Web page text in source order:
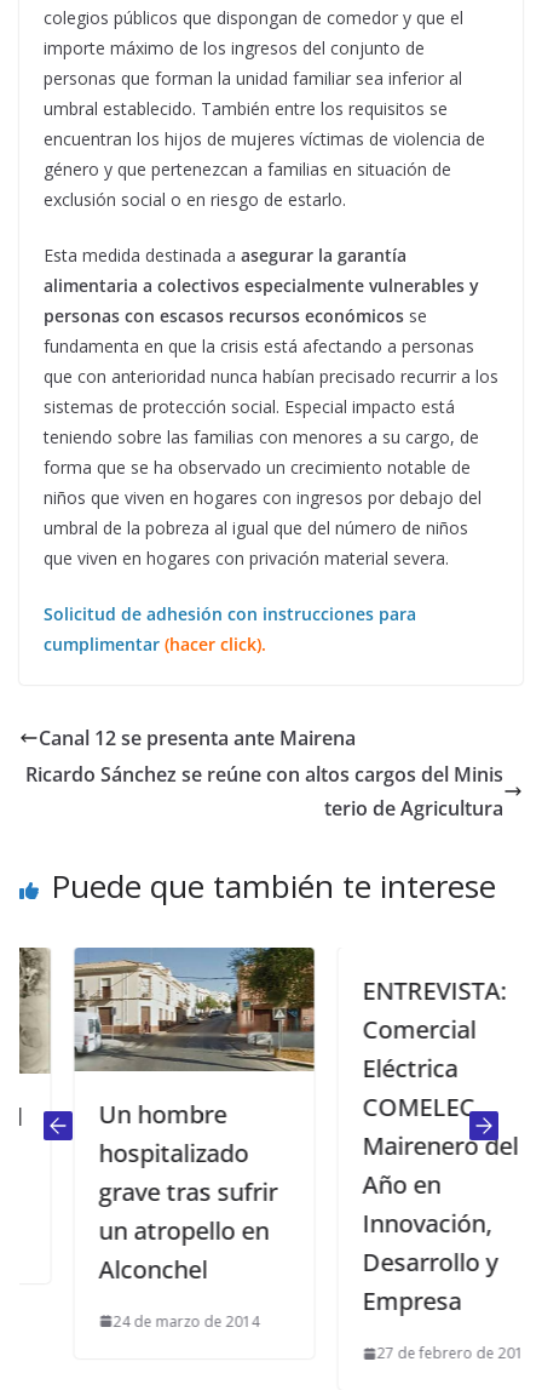
colegios públicos que dispongan de comedor y que el
importe máximo de los ingresos del conjunto de
personas que forman la unidad familiar sea inferior al
umbral establecido. También entre los requisitos se
encuentran los hijos de mujeres víctimas de violencia de
género y que pertenezcan a familias en situación de
exclusión social o en riesgo de estarlo.
Esta medida destinada a asegurar la garantía
alimentaria a colectivos especialmente vulnerables y
personas con escasos recursos económicos se
fundamenta en que la crisis está afectando a personas
que con anterioridad nunca habían precisado recurrir a los
sistemas de protección social. Especial impacto está
teniendo sobre las familias con menores a su cargo, de
forma que se ha observado un crecimiento notable de
niños que viven en hogares con ingresos por debajo del
umbral de la pobreza al igual que del número de niños
que viven en hogares con privación material severa.
Solicitud de adhesión con instrucciones para
cumplimentar (hacer click).
Canal 12 se presenta ante Mairena
Ricardo Sánchez se reúne con altos cargos del Minis
terio de Agricultura
Puede que también te interese
Un hombre
hospitalizado
grave tras sufrir
un atropello en
Alconchel
24 de marzo de 2014
ENTREVISTA:
Comercial
Eléctrica
COMELEC,
Mairenero del
Año en
Innovación,
Desarrollo y
Empresa
27 de febrero de 2013